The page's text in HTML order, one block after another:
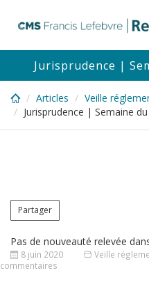
content
Jurisprudence |
Articles
Veille
Jurisprudence | Semaine
Partager
Pas de nouveauté relevée
8 juin 2020 Veille
commentaires